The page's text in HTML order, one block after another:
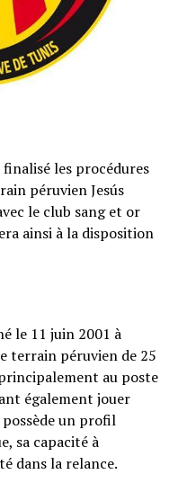
finalisé les procédures
péruvien Jesús
le club sang et or
ainsi à la disposition
le 11 juin 2001 à
terrain péruvien de 25
au poste
également jouer
un profil
sa capacité à
dans la relance.